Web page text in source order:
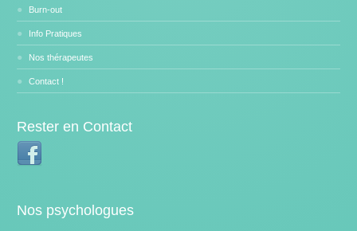
Burn-out
Info Pratiques
Nos thérapeutes
Contact !
Rester en Contact
Nos psychologues